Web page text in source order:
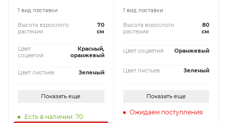
1 вид поставки
Высота взрослого
растения
70
см
Цвет
соцветий
Красный,
оранжевый
Цвет листьев Зеленый
Показать еще
Есть в наличии: 70
1 вид поставки
Высота взрослого
растения
80
см
Цвет соцветий Оранжевый
Цвет листьев Зеленый
Показать еще
Ожидаем поступления